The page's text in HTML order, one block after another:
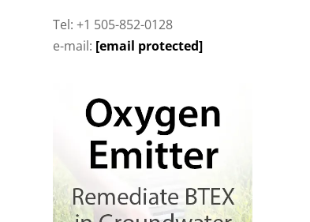
Tel: +1 505-852-0128
e-mail: [email protected]